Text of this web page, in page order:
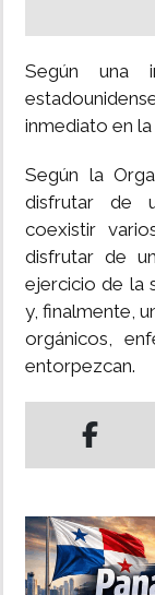
Según una
inmediato en la
Según la
disfrutar de
coexistir
disfrutar de
ejercicio de la
y, finalmente,
orgánicos,
entorpezcan.